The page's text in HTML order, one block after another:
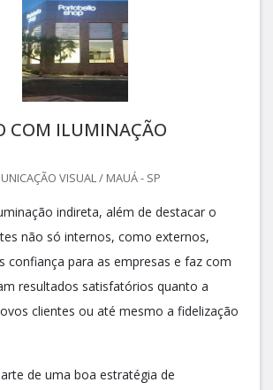
COM ILUMINAÇÃO
VISUAL / MAUÁ - SP
indireta, além de destacar o
não só internos, como externos,
confiança para as empresas e faz com
resultados satisfatórios quanto a
clientes ou até mesmo a fidelização
de uma boa estratégia de